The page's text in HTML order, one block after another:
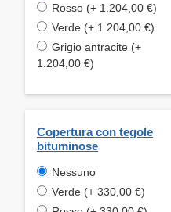
Rosso (+ 1.204,00 €)
Verde (+ 1.204,00 €)
Grigio antracite (+
1.204,00 €)
Copertura con tegole
bituminose
Nessuno
Verde (+ 330,00 €)